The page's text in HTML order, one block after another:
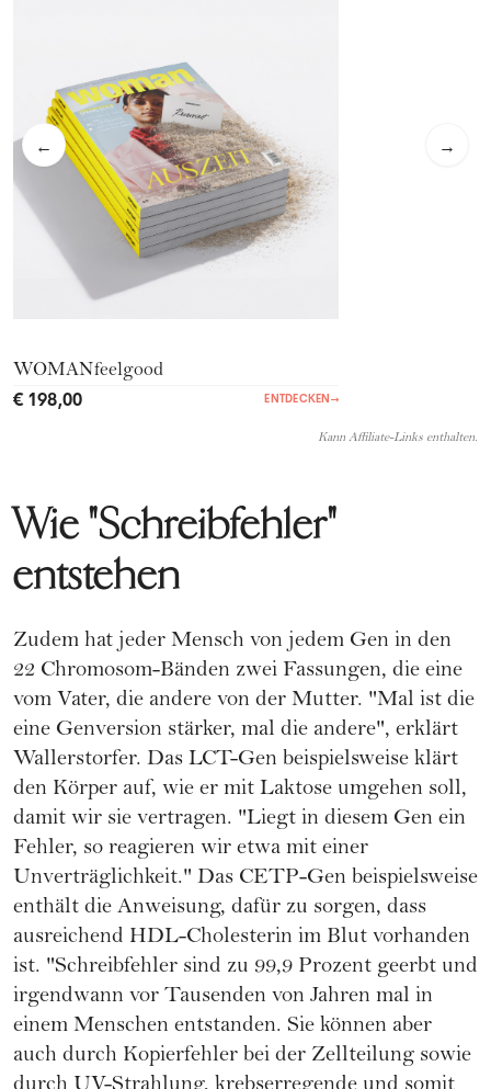
← →
WOMANfeelgood
€ 198,00 ENTDECKEN →
Kann Affiliate-Links enthalten.
Wie "Schreibfehler"
entstehen
Zudem hat jeder Mensch von jedem Gen in den
22 Chromosom-Bänden zwei Fassungen, die eine
vom Vater, die andere von der Mutter. "Mal ist die
eine Genversion stärker, mal die andere", erklärt
Wallerstorfer. Das LCT-Gen beispielsweise klärt
den Körper auf, wie er mit Laktose umgehen soll,
damit wir sie vertragen. "Liegt in diesem Gen ein
Fehler, so reagieren wir etwa mit einer
Unverträglichkeit." Das CETP-Gen beispielsweise
enthält die Anweisung, dafür zu sorgen, dass
ausreichend HDL-Cholesterin im Blut vorhanden
ist. "Schreibfehler sind zu 99,9 Prozent geerbt und
irgendwann vor Tausenden von Jahren mal in
einem Menschen entstanden. Sie können aber
auch durch Kopierfehler bei der Zellteilung sowie